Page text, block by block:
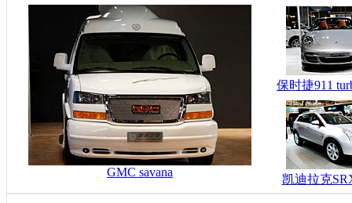
GMC savana
保时捷911
凯迪拉克